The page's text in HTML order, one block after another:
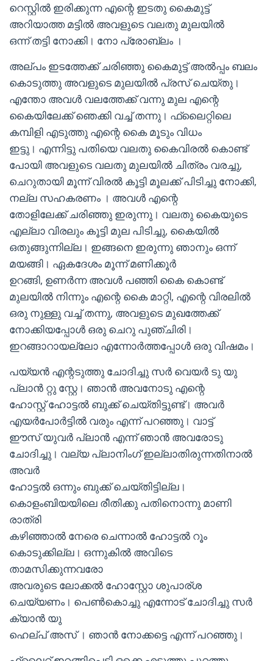
റെസ്റ്റിൽ ഇരിക്കുന്ന എന്റെ ഇടതു കൈമുട്ട്
അറിയാത്ത മട്ടിൽ അവളുടെ വലതു മുലയിൽ
ഒന്ന് തട്ടി നോക്കി। നോ പ്രോബ്ലം ।
അല്പം ഇടത്തേക്ക് ചരിഞ്ഞു കൈമുട്ട് അൽപ്പം ബലം
കൊടുത്തു അവളുടെ മുലയിൽ പ്രസ് ചെയ്തു।
എന്തോ അവൾ വലത്തേക്ക് വന്നു മുല എന്റെ
കൈയിലേക്ക് ഞെക്കി വച്ച് തന്നു। ഫ്ലൈറ്റിലെ
കമ്പിളി എടുത്തു എന്റെ കൈ മൂടും വിധം
ഇട്ടു। എന്നിട്ടു പതിയെ വലതു കൈവിരൽ കൊണ്ട്
പോയി അവളുടെ വലതു മുലയിൽ ചിത്രം വരച്ചു,
ചെറുതായി മൂന്ന് വിരൽ കൂട്ടി മൂലക്ക് പിടിച്ചു നോക്കി,
നല്ല സഹകരണം । അവൾ എന്റെ
തോളിലേക്ക് ചരിഞ്ഞു ഇരുന്നു। വലതു കൈയുടെ
എല്ലാ വിരലും കൂട്ടി മുല പിടിച്ചു, കൈയിൽ
ഒതുങ്ങുന്നില്ല। ഇങ്ങനെ ഇരുന്നു ഞാനും ഒന്ന്
മയങ്ങി। ഏകദേശം മൂന്ന് മണിക്കൂർ
ഉറങ്ങി, ഉണർന്ന അവൾ പഞ്ഞി കൈ കൊണ്ട്
മുലയിൽ നിന്നും എന്റെ കൈ മാറ്റി, എന്റെ വിരലിൽ
ഒരു നുള്ളു വച്ച് തന്നു, അവളുടെ മുഖത്തേക്ക്
നോക്കിയപ്പോൾ ഒരു ചെറു പുഞ്ചിരി।
ഇറങ്ങാറായല്ലോ എന്നോർത്തപ്പോൾ ഒരു വിഷമം।
പയ്യൻ എന്റടുത്തു ചോദിച്ചു സർ വെയർ ടു യു
പ്ലാൻ റ്റു സ്റ്റേ। ഞാൻ അവനോടു എന്റെ
ഹോസ്റ്റ് ഹോട്ടൽ ബുക്ക് ചെയ്തിട്ടുണ്ട്। അവർ
എയർപോർട്ടിൽ വരും എന്ന് പറഞ്ഞു। വാട്ട്
ഈസ് യുവർ പ്ലാൻ എന്ന് ഞാൻ അവരോടു
ചോദിച്ചു। വല്യ പ്ലാനിംഗ് ഇല്ലാതിരുന്നതിനാൽ
അവർ
ഹോട്ടൽ ഒന്നും ബുക്ക് ചെയ്തിട്ടില്ല।
കൊളംബിയയിലെ രീതിക്കു പതിനൊന്നു മാണി
രാത്രി
കഴിഞ്ഞാൽ നേരെ ചെന്നാൽ ഹോട്ടൽ റൂം
കൊടുക്കില്ല। ഒന്നുകിൽ അവിടെ
താമസിക്കുന്നവരോ
അവരുടെ ലോക്കൽ ഹോസ്റ്റോ ശുപാര്ശ
ചെയ്യണം। പെൺകൊച്ചു എന്നോട് ചോദിച്ചു സർ
ക്യാൻ യു
ഹെല്പ് അസ് । ഞാൻ നോക്കട്ടെ എന്ന് പറഞ്ഞു।